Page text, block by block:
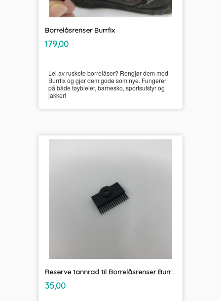
Borrelåsrenser Burrfix
Pris
179,00inkl.
mva.
Lei av ruskete borrelåser? Rengjør dem med
Burrfix og gjør dem gode som nye. Fungerer
på både tøybleier, barnesko, sportsutstyr og
jakker!
Reserve tannrad til Borrelåsrenser Burrfix
Pris
35,00mva.